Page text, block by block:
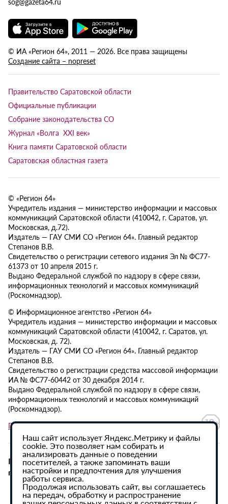
© ИА «Регион 64», 2011 — 2026. Все права защищены
Создание сайта – nopreset
Правительство Саратовской области
Официальные публикации
Собрание законодательства СО
Журнал «Волга XXI век»
Книга памяти Саратовской области
Саратовская областная газета
© «Регион 64»
Учредитель издания — министерство информации и массовых
коммуникаций Саратовской области (410042, г. Саратов, ул.
Московская, д.72).
Издатель — ГАУ СМИ СО «Регион 64». Главный редактор
Степанов В.В.
Свидетельство о регистрации сетевого издания Эл № ФС77-
61373 от 10 апреля 2015 г.
Выдано Федеральной службой по надзору в сфере связи,
информационных технологий и массовых коммуникаций
(Роскомнадзор).
© Информационное агентство «Регион 64»
Учредитель издания — министерство информации и массовых
коммуникаций Саратовской области (410042, г. Саратов, ул.
Московская, д. 72).
Издатель — ГАУ СМИ СО «Регион 64». Главный редактор
Степанов В.В.
Свидетельство о регистрации средства массовой информации
ИА № ФС77-60442 от 30 декабря 2014 г.
Выдано Федеральной службой по надзору в сфере связи,
информационных технологий и массовых коммуникаций
(Роскомнадзор).
Политика в отношении обработки персональных данных
При использовании материалов сайта активная
гиперссылка на ИА «Регион 64» обязательна.
Наш сайт использует Яндекс.Метрику и файлы
cookie. Это позволяет нам собирать и
анализировать данные о поведении
посетителей, а также запоминать ваши
настройки и предпочтения для улучшения
работы сервиса.
Продолжая использовать сайт, вы соглашаетесь
на передач, обработку и распространение